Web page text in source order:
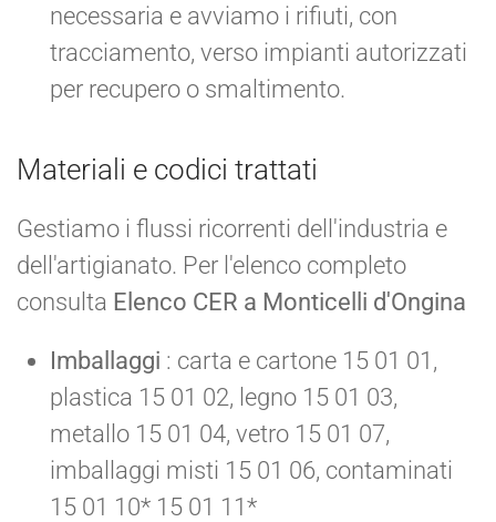
necessaria e avviamo i rifiuti, con
tracciamento, verso impianti autorizzati
per recupero o smaltimento.
Materiali e codici trattati
Gestiamo i flussi ricorrenti dell'industria e
dell'artigianato. Per l'elenco completo
consulta Elenco CER a Monticelli d'Ongina
Imballaggi : carta e cartone 15 01 01,
plastica 15 01 02, legno 15 01 03,
metallo 15 01 04, vetro 15 01 07,
imballaggi misti 15 01 06, contaminati
15 01 10* 15 01 11*